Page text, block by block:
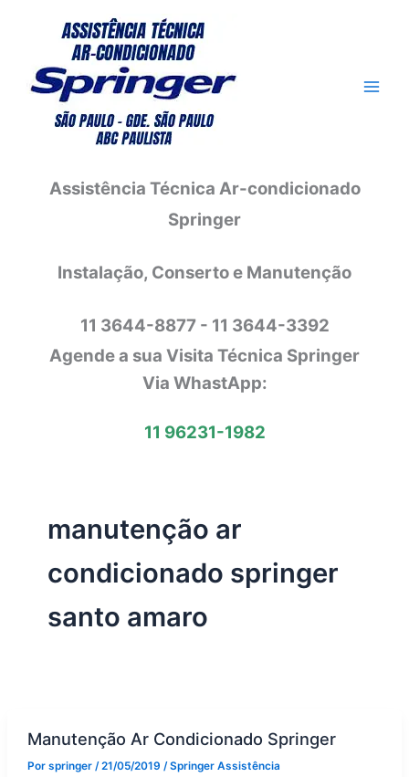
conteúdo
Assistência Técnica Ar-condicionado
Springer
Instalação, Conserto e Manutenção
11 3644-8877 - 11 3644-3392
Agende a sua Visita Técnica Springer
Via WhastApp:
11 96231-1982
manutenção ar
condicionado springer
santo amaro
Manutenção Ar Condicionado Springer
Por springer /21/05/2019 /Springer Assistência